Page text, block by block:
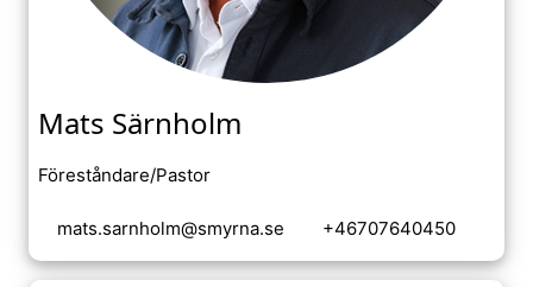
Mats Särnholm
Föreståndare/Pastor
mats.sarnholm@smyrna.se +46707640450